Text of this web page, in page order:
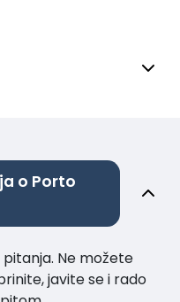
o Porto
Ne možete
javite se i rado